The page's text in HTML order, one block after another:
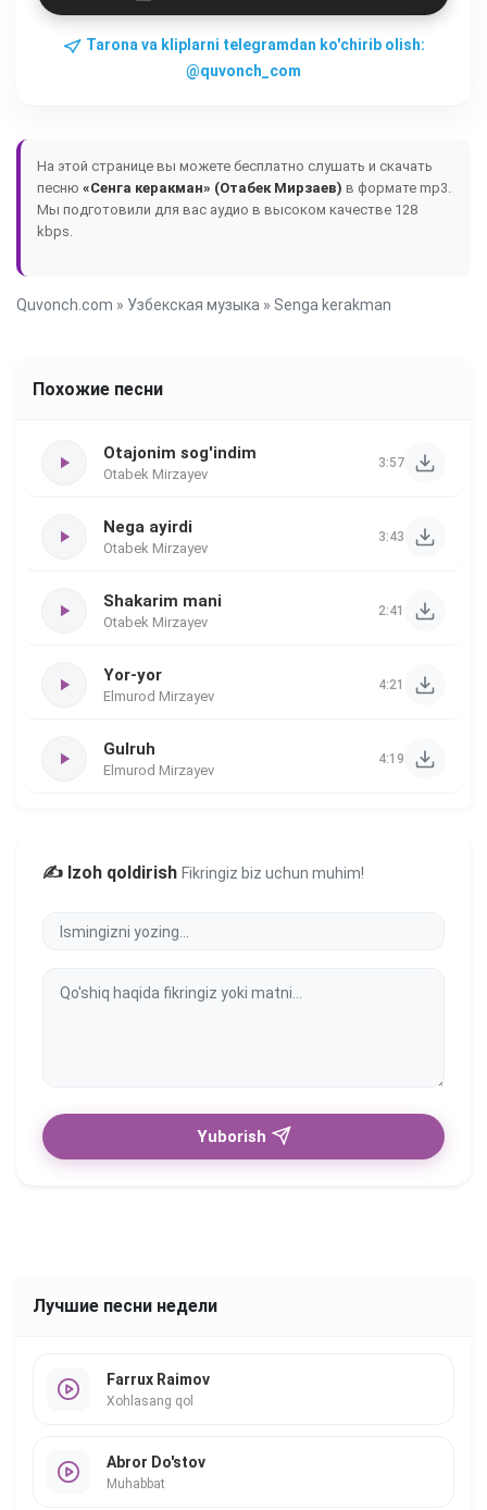
Tarona va kliplarni telegramdan ko'chirib olish:
@quvonch_com
На этой странице вы можете бесплатно слушать и скачать
песню «Сенга керакман» (Отабек Мирзаев) в формате mp3.
Мы подготовили для вас аудио в высоком качестве 128
kbps.
Quvonch.com » Узбекская музыка » Senga kerakman
Похожие песни
Otajonim sog'indim
Otabek Mirzayev
3:57
Nega ayirdi
Otabek Mirzayev
3:43
Shakarim mani
Otabek Mirzayev
2:41
Yor-yor
Elmurod Mirzayev
4:21
Gulruh
Elmurod Mirzayev
4:19
✍️ Izoh qoldirish Fikringiz biz uchun muhim!
Yuborish
Лучшие песни недели
Farrux Raimov
Xohlasang qol
Abror Do'stov
Muhabbat